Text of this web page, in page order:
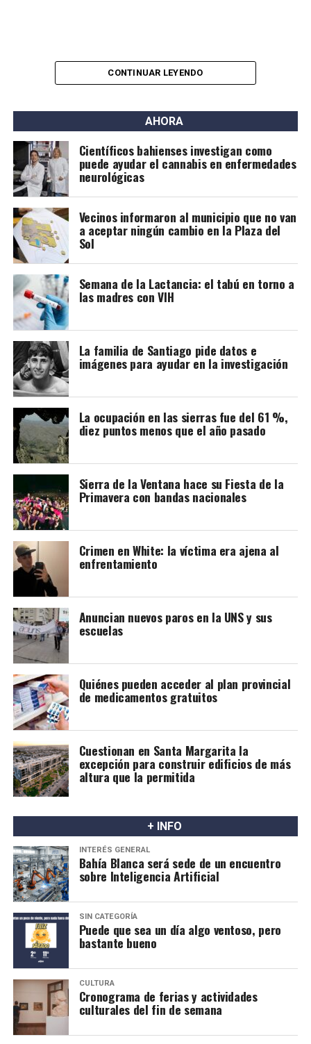
CONTINUAR LEYENDO
AHORA
Científicos bahienses investigan como
puede ayudar el cannabis en enfermedades
neurológicas
Vecinos informaron al municipio que no van
a aceptar ningún cambio en la Plaza del
Sol
Semana de la Lactancia: el tabú en torno a
las madres con VIH
La familia de Santiago pide datos e
imágenes para ayudar en la investigación
La ocupación en las sierras fue del 61 %,
diez puntos menos que el año pasado
Sierra de la Ventana hace su Fiesta de la
Primavera con bandas nacionales
Crimen en White: la víctima era ajena al
enfrentamiento
Anuncian nuevos paros en la UNS y sus
escuelas
Quiénes pueden acceder al plan provincial
de medicamentos gratuitos
Cuestionan en Santa Margarita la
excepción para construir edificios de más
altura que la permitida
+ INFO
INTERÉS GENERAL
Bahía Blanca será sede de un encuentro
sobre Inteligencia Artificial
SIN CATEGORÍA
Puede que sea un día algo ventoso, pero
bastante bueno
CULTURA
Cronograma de ferias y actividades
culturales del fin de semana